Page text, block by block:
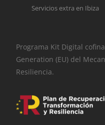
Servicios extra en Ibiza
Programa Kit Digital
Generation (EU) del
Resiliencia.